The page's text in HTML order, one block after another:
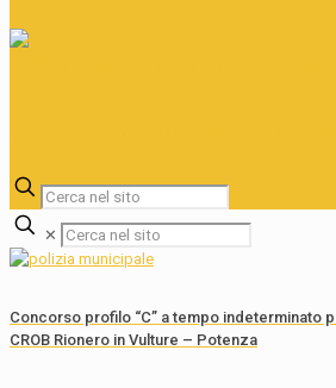
✕
Concorso profilo “C” a tempo indeterminato
CROB Rionero in Vulture – Potenza